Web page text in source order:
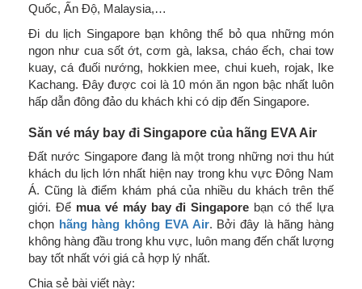
Quốc, Ấn Độ, Malaysia,…
Đi du lịch Singapore bạn không thể bỏ qua những món
ngon như cua sốt ớt, cơm gà, laksa, cháo ếch, chai tow
kuay, cá đuối nướng, hokkien mee, chui kueh, rojak, Ike
Kachang. Đây được coi là 10 món ăn ngon bậc nhất luôn
hấp dẫn đông đảo du khách khi có dịp đến Singapore.
Săn vé máy bay đi Singapore của hãng EVA Air
Đất nước Singapore đang là một trong những nơi thu hút
khách du lịch lớn nhất hiện nay trong khu vực Đông Nam
Á. Cũng là điểm khám phá của nhiều du khách trên thế
giới. Để mua vé máy bay đi Singapore bạn có thể lựa
chọn hãng hàng không EVA Air. Bởi đây là hãng hàng
không hàng đầu trong khu vực, luôn mang đến chất lượng
bay tốt nhất với giá cả hợp lý nhất.
Chia sẻ bài viết này: